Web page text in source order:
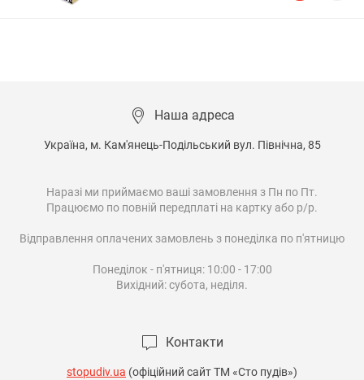
Наша адреса
Україна, м. Кам'янець-Подільський вул. Північна, 85
Наразі ми приймаємо ваші замовлення з Пн по Пт.
Працюємо по повній передплаті на картку або р/р.
Відправлення оплачених замовлень з понеділка по п'ятницю
Понеділок - п'ятниця: 10:00 - 17:00
Вихідний: субота, неділя.
Контакти
stopudiv.ua (офіційний сайт ТМ «Сто пудів»)